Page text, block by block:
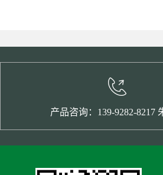
产品咨询：139-9282-8217